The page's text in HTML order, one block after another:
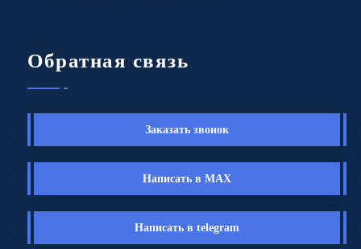
Обратная связь
Заказать звонок
Написать в MAX
Написать в telegram